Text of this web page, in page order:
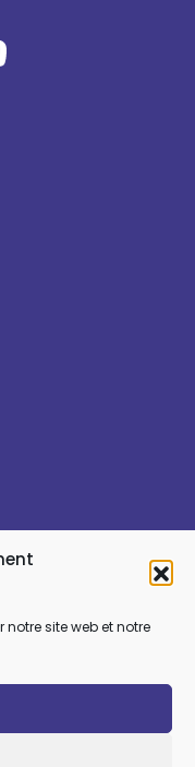
site web et notre